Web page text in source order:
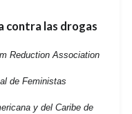
contra las drogas
Reduction Association
de Feministas
y del Caribe de